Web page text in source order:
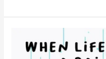
APPROFITTANE!